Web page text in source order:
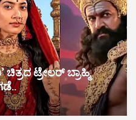
ಟ್ರೇಲರ್ ಬ್ರಾಹ್ಮಿ